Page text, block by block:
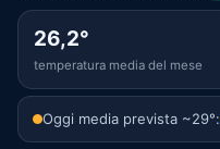
26,2°
temperatura media del mese
Oggi media prevista ~29°: